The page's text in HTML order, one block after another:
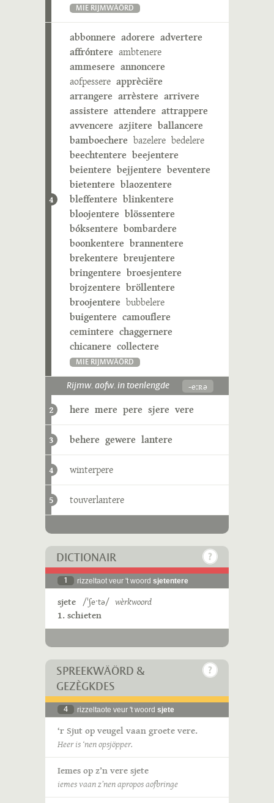
MIE RIJMWÄÖRD
4
abbonnere adorere advertere
affróntere ambtenere
ammesere annoncere
aofpessere apprèciëre
arrangere arrèstere arrivere
assistere attendere attrappere
avvencere azjitere ballancere
bamboechere bazelere bedelere
beechtentere beejentere
beientere bejjentere beventere
bietentere blaozentere
bleffentere blinkentere
bloojentere blössentere
bóksentere bombardere
boonkentere brannentere
brekentere breujentere
bringentere broesjentere
brojzentere bröllentere
broojentere bubbelere
buigentere camouflere
cemintere chaggernere
chicanere collectere
MIE RIJMWÄÖRD
Rijmw. aofw. in toenlengde -eːʀə
2 here mere pere sjere vere
3 behere gewere lantere
4 winterpere
5 touverlantere
DICTIONAIR
1 rizzeltaot veur 't woord sjetentere
sjete /ˈʃeˑtə/ wèrkwoord
1. schieten
SPREEKWÄÖRD &
GEZÈGKDES
4 rizzeltaote veur 't woord sjete
‘r Sjut op veugel vaan groete vere.
Heer is ‘nen opsjöpper.
Iemes op z’n vere sjete
iemes vaan z’nen apropos aofbringe